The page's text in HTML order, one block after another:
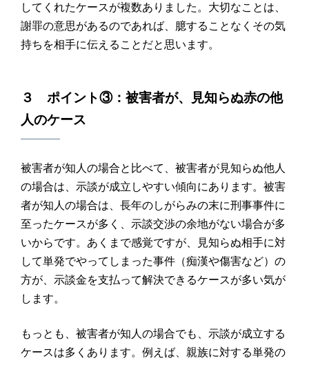
してくれたケースが複数ありました。大切なことは、
謝罪の意思があるのであれば、臆することなくその気
持ちを相手に伝えることだと思います。
３ ポイント③：被害者が、見知らぬ赤の他
人のケース
被害者が知人の場合と比べて、被害者が見知らぬ他人
の場合は、示談が成立しやすい傾向にあります。被害
者が知人の場合は、長年のしがらみの末に刑事事件に
至ったケースが多く、示談交渉の余地がない場合が多
いからです。あくまで感覚ですが、見知らぬ相手に対
して単発でやってしまった事件（痴漢や傷害など）の
方が、示談金を支払って解決できるケースが多い気が
します。
もっとも、被害者が知人の場合でも、示談が成立する
ケースは多くあります。例えば、親族に対する単発の